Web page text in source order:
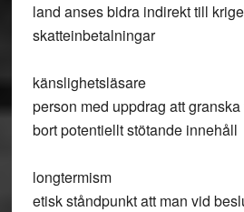
land anses bidra indirekt till
skatteinbetalningar
känslighetsläsare
person med uppdrag att
bort potentiellt stötande innehåll
longtermism
etisk ståndpunkt att man vid